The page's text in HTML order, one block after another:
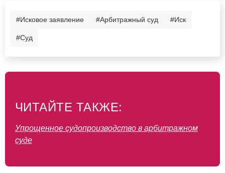
#Исковое заявление #Арбитражный суд #Иск
#Суд
ЧИТАЙТЕ ТАКЖЕ:
Упрощенное судопроизводство в арбитражном
суде